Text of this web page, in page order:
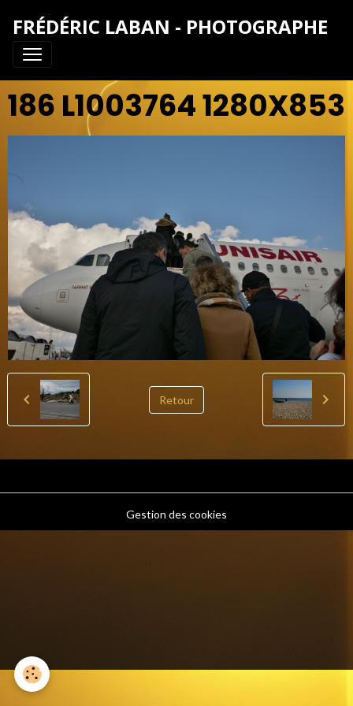
FRÉDÉRIC LABAN - PHOTOGRAPHE
186 L1003764 1280X853
Retour
Gestion des cookies